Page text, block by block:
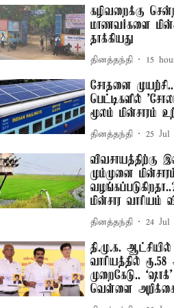
கழிவறைக்கு
மாணவர்களை
தாக்கியது
தினத்தந்தி 15
சோதனை
பெட்டிகளில்
மூலம் மின்சாரம்
தினத்தந்தி 25 Jul
விவசாயத்திற்கு
மும்முனை
மின்சார வாரியம்
தினத்தந்தி 24 Jul
தி.மு.க. ஆட்சியில்
வாரியத்தில்
முறைகேடு..
வெள்ளை